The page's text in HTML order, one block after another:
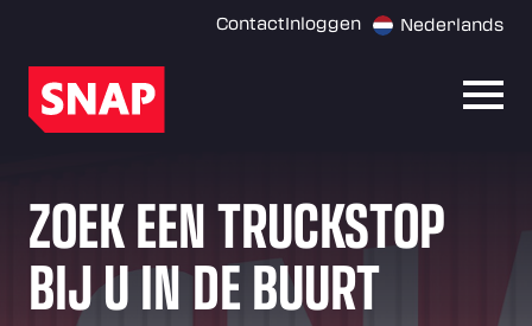
ContactInloggen Nederlands
ZOEK EEN TRUCKSTOP
BIJ U IN DE BUURT